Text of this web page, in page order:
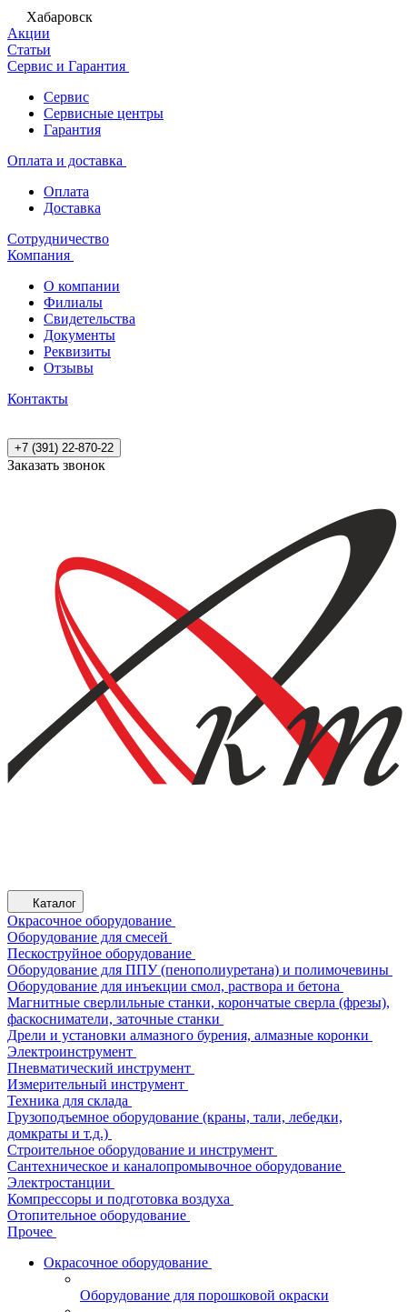
Хабаровск
Акции
Статьи
Сервис и Гарантия
Сервис
Сервисные центры
Гарантия
Оплата и доставка
Оплата
Доставка
Сотрудничество
Компания
О компании
Филиалы
Свидетельства
Документы
Реквизиты
Отзывы
Контакты
+7 (391) 22-870-22
Заказать звонок
Каталог
Окрасочное оборудование
Оборудование для смесей
Пескоструйное оборудование
Оборудование для ППУ (пенополиуретана) и полимочевины
Оборудование для инъекции смол, раствора и бетона
Магнитные сверлильные станки, корончатые сверла (фрезы),
фаскосниматели, заточные станки
Дрели и установки алмазного бурения, алмазные коронки
Электроинструмент
Пневматический инструмент
Измерительный инструмент
Техника для склада
Грузоподъемное оборудование (краны, тали, лебедки,
домкраты и т.д.)
Строительное оборудование и инструмент
Сантехническое и каналопромывочное оборудование
Электростанции
Компрессоры и подготовка воздуха
Отопительное оборудование
Прочее
Окрасочное оборудование
Оборудование для порошковой окраски